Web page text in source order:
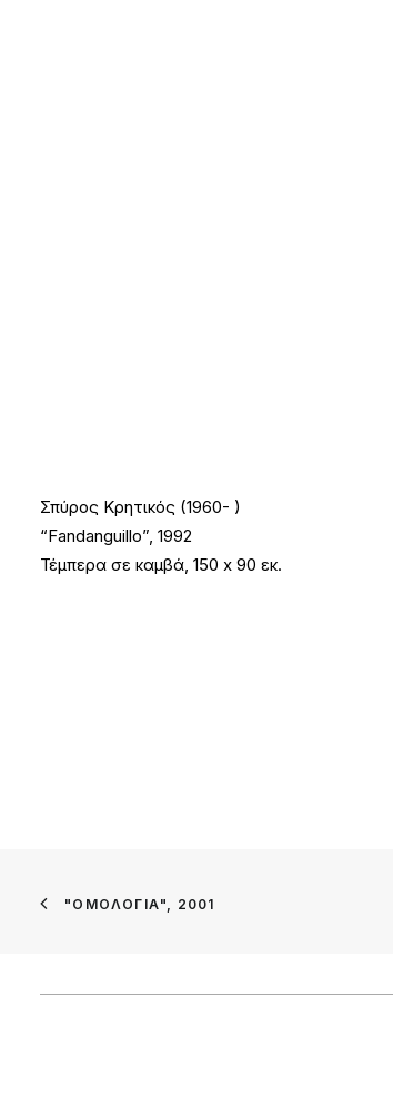
Σπύρος Κρητικός (1960- )
“Fandanguillo”, 1992
Τέμπερα σε καμβά, 150 x 90 εκ.
"ΟΜΟΛΟΓΊΑ", 2001